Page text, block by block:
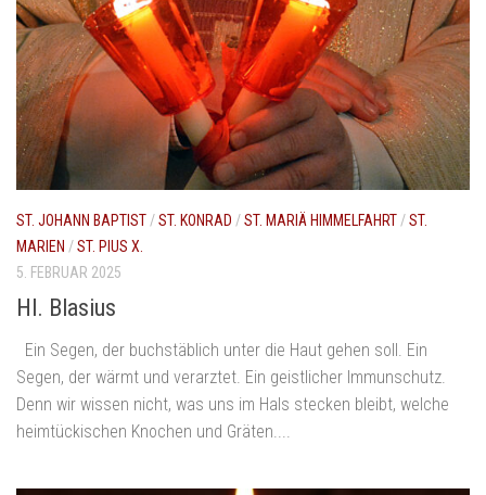
ST. JOHANN BAPTIST /ST. KONRAD /ST. MARIÄ HIMMELFAHRT /ST.
MARIEN /ST. PIUS X.
5. FEBRUAR 2025
Hl. Blasius
Ein Segen, der buchstäblich unter die Haut gehen soll. Ein
Segen, der wärmt und verarztet. Ein geistlicher Immunschutz.
Denn wir wissen nicht, was uns im Hals stecken bleibt, welche
heimtückischen Knochen und Gräten....